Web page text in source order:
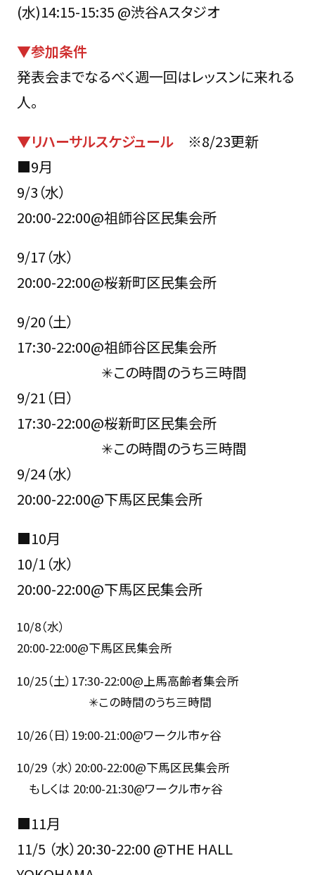
(水)14:15-15:35 @渋谷Aスタジオ
▼参加条件
発表会までなるべく週一回はレッスンに来れる
人。
▼リハーサルスケジュール※8/23更新
■9月
9/3（水）
20:00-22:00@祖師谷区民集会所
9/17（水）
20:00-22:00@桜新町区民集会所
9/20（土）
17:30-22:00@祖師谷区民集会所
✳︎この時間のうち三時間
9/21（日）
17:30-22:00@桜新町区民集会所
✳︎この時間のうち三時間
9/24（水）
20:00-22:00@下馬区民集会所
■10月
10/1（水）
20:00-22:00@下馬区民集会所
10/8（水）
20:00-22:00@下馬区民集会所
10/25（土）17:30-22:00@上馬高齢者集会所
✳︎この時間のうち三時間
10/26（日）19:00-21:00@ワークル市ヶ谷
10/29 （水）20:00-22:00@下馬区民集会所
もしくは 20:00-21:30@ワークル市ヶ谷
■11月
11/5 （水）20:30-22:00 @THE HALL